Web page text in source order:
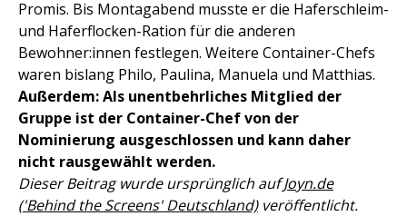
Promis. Bis Montagabend musste er die Haferschleim-
und Haferflocken-Ration für die anderen
Bewohner:innen festlegen. Weitere Container-Chefs
waren bislang Philo, Paulina, Manuela und Matthias.
Außerdem: Als unentbehrliches Mitglied der
Gruppe ist der Container-Chef von der
Nominierung ausgeschlossen und kann daher
nicht rausgewählt werden.
Dieser Beitrag wurde ursprünglich aufJoyn.de
('Behind the Screens' Deutschland)veröffentlicht.